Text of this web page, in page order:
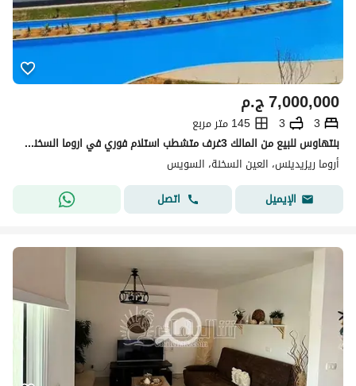
ج.م7,000,000
3
3
145 متر مربع
بنتهاوس للبيع من المالك 3غرف متشطب استلام فوري في اروما السخنة aroma alsokhna
أروما ريزيدينس، العين السخنة، السويس
الإيميل
اتصل